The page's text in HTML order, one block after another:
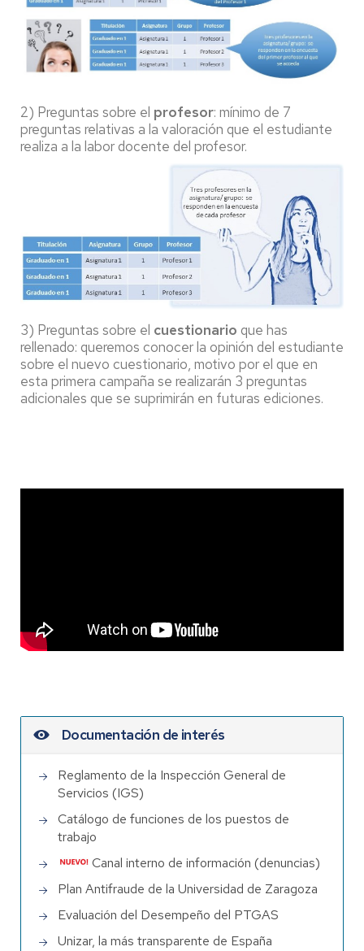
2) Preguntas sobre el profesor: mínimo de 7
preguntas relativas a la valoración que el estudiante
realiza a la labor docente del profesor.
3) Preguntas sobre el cuestionario que has
rellenado: queremos conocer la opinión del estudiante
sobre el nuevo cuestionario, motivo por el que en
esta primera campaña se realizarán 3 preguntas
adicionales que se suprimirán en futuras ediciones.
Documentación de interés
Reglamento de la Inspección General de
Servicios (IGS)
Catálogo de funciones de los puestos de
trabajo
Canal interno de información (denuncias)
Plan Antifraude de la Universidad de Zaragoza
Evaluación del Desempeño del PTGAS
Unizar, la más transparente de España